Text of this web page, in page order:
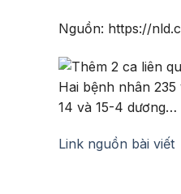
Nguồn: https://
Hai bệnh nhân
14 và 15-4 dương…
Link nguồn bài viết